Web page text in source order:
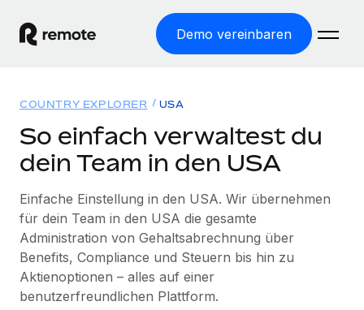
Demo vereinbaren
WELTWEITE BESCHÄFTIGUNG
Globale Payroll
Einfache, rechtssicher Payroll
Employer of Record
Weltweites Wachstum ohne Kosten für Niederlassungen
Contractor of Record
Lösungen
WELTWEITE ABDECKUNG
Country Explorer
Länderspezifische Unterstützung bei der Einstellung
Explorer für US-Bundesstaaten
Einfache Einstellung in allen US-Bundesstaaten
Ressourcen
TOOLS UND RECHNER
Scheinselbstständigkeitsrisiko berechnen
Länderspezifische Einschätzung des
Preise
COUNTRY EXPLORER USA
So einfach verwaltest du
dein Team in den USA
Einfache Einstellung in den USA. Wir übernehmen
für dein Team in den USA die gesamte
Administration von Gehaltsabrechnung über
Benefits, Compliance und Steuern bis hin zu
Aktienoptionen – alles auf einer
benutzerfreundlichen Plattform.